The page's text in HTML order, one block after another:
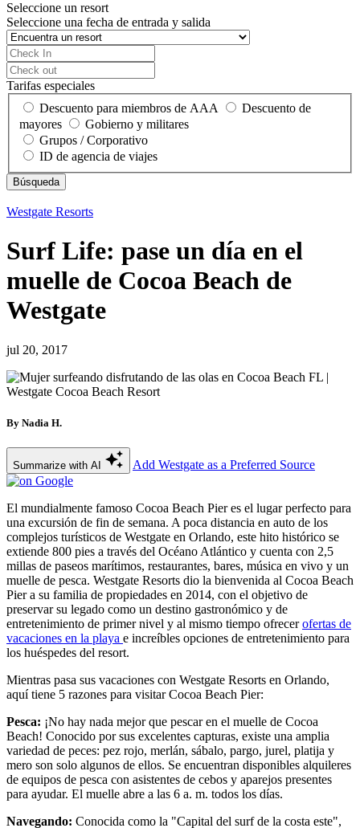
Seleccione un resort
Seleccione una fecha de entrada y salida
Tarifas especiales
Descuento para miembros de AAA
Descuento de
mayores
Gobierno y militares
Grupos / Corporativo
ID de agencia de viajes
Westgate Resorts
Surf Life: pase un día en el
muelle de Cocoa Beach de
Westgate
jul 20, 2017
By Nadia H.
Summarize with AI Add Westgate as a Preferred Source
El mundialmente famoso Cocoa Beach Pier es el lugar perfecto para
una excursión de fin de semana. A poca distancia en auto de los
complejos turísticos de Westgate en Orlando, este hito histórico se
extiende 800 pies a través del Océano Atlántico y cuenta con 2,5
millas de paseos marítimos, restaurantes, bares, música en vivo y un
muelle de pesca. Westgate Resorts dio la bienvenida al Cocoa Beach
Pier a su familia de propiedades en 2014, con el objetivo de
preservar su legado como un destino gastronómico y de
entretenimiento de primer nivel y al mismo tiempo ofrecerofertas de
vacaciones en la playa e increíbles opciones de entretenimiento para
los huéspedes del resort.
Mientras pasa sus vacaciones con Westgate Resorts en Orlando,
aquí tiene 5 razones para visitar Cocoa Beach Pier:
Pesca: ¡No hay nada mejor que pescar en el muelle de Cocoa
Beach! Conocido por sus excelentes capturas, existe una amplia
variedad de peces: pez rojo, merlán, sábalo, pargo, jurel, platija y
mero son solo algunos de ellos. Se encuentran disponibles alquileres
de equipos de pesca con asistentes de cebos y aparejos presentes
para ayudar. El muelle abre a las 6 a. m. todos los días.
Navegando: Conocida como la "Capital del surf de la costa este",